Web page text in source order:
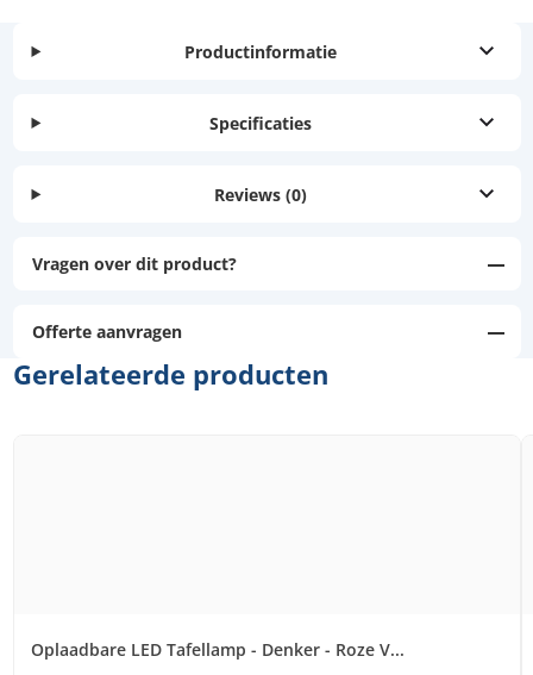
Productinformatie
Specificaties
Reviews (0)
Vragen over dit product?
Offerte aanvragen
Gerelateerde producten
Oplaadbare LED Tafellamp - Denker - Roze V...